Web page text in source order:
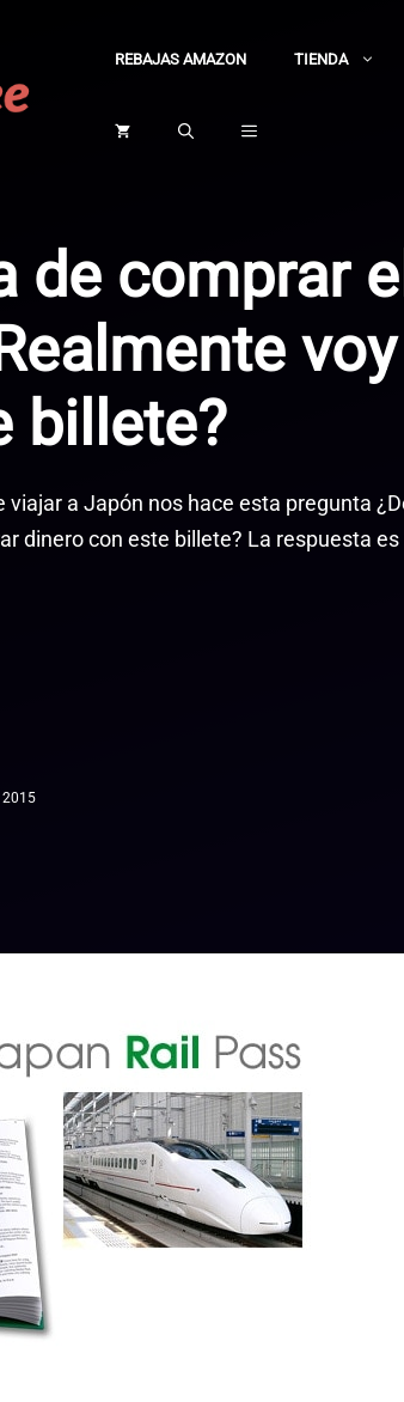
REBAJAS AMAZON TIENDA
de comprar
billete?
a Japón nos hace esta pregunta
dinero con este billete? La respuesta
2015